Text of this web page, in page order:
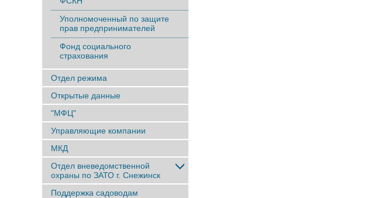
Уполномоченный по защите
прав предпринимателей
Фонд социального
страхования
Отдел режима
Открытые данные
"МФЦ"
Управляющие компании
МКД
Отдел вневедомственной
охраны по ЗАТО г. Снежинск
Поддержка садоводам